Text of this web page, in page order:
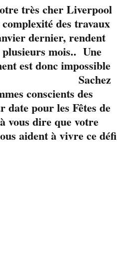
très cher Liverpool
des travaux
dernier, rendent
mois.. Une
est donc impossible
conscients des
date pour les Fêtes de
vous dire que votre
aident à vivre ce défi